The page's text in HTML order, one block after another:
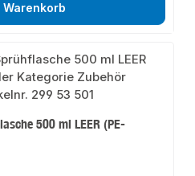
Warenkorb
500 ml LEER (PE-